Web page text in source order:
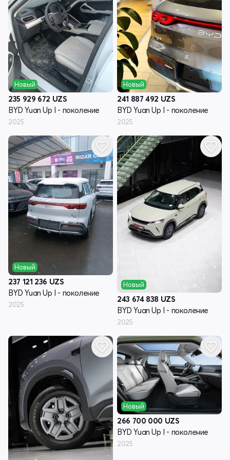
Новый
235 929 672 UZS
BYD Yuan Up I - поколение
2025
Новый
241 887 492 UZS
BYD Yuan Up I - поколение
2025
Новый
237 121 236 UZS
BYD Yuan Up I - поколение
2025
Новый
243 674 838 UZS
BYD Yuan Up I - поколение
2025
Новый
266 700 000 UZS
BYD Yuan Up I - поколение
2025